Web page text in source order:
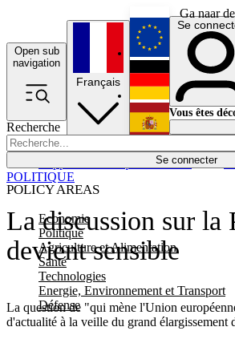
Ga naar
Open sub
navigation
Recherche
Se connecter
POLICY AREAS
Economie
Politique
Agriculture et Alimentation
Santé
Technologies
Energie, Environnement et Transport
Défense
Économie
Français
English
Deutsch
Español
Se
Vous êtes
La discussion sur la
devient sensible
La question de "qui mène l'Union
d'actualité à la veille du grand élargissement
POLITIQUE